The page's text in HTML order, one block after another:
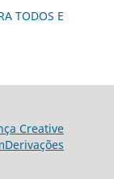
TODOS E
Creative